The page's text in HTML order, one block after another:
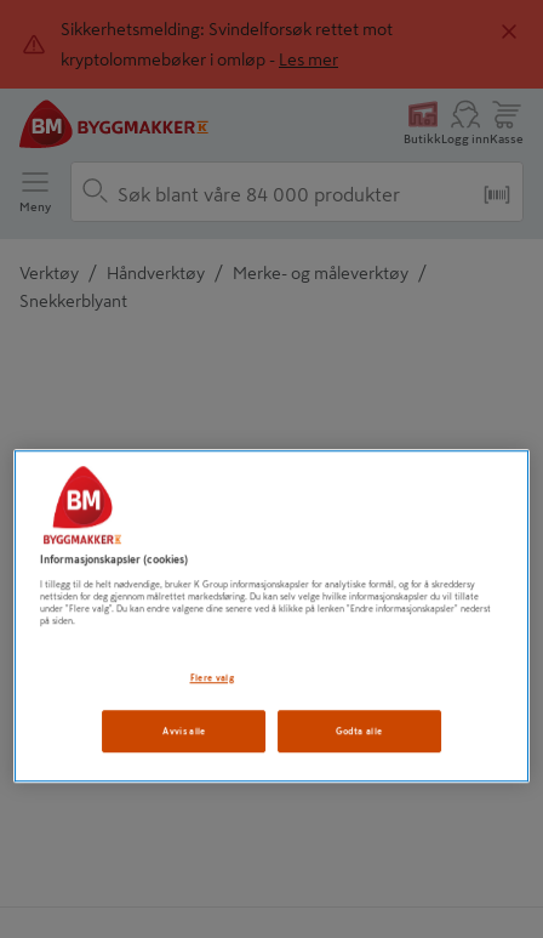
Sikkerhetsmelding: Svindelforsøk rettet mot
kryptolommebøker i omløp -
Les mer
ButikkLogg innKasse
Meny
Verktøy / Håndverktøy / Merke- og måleverktøy /
Snekkerblyant
Informasjonskapsler (cookies)
I tillegg til de helt nødvendige, bruker K Group informasjonskapsler for analytiske formål, og for å skreddersy
nettsiden for deg gjennom målrettet markedsføring. Du kan selv velge hvilke informasjonskapsler du vil tillate
under "Flere valg". Du kan endre valgene dine senere ved å klikke på lenken "Endre informasjonskapsler" nederst
på siden.
Flere valg
Avvis alle Godta alle